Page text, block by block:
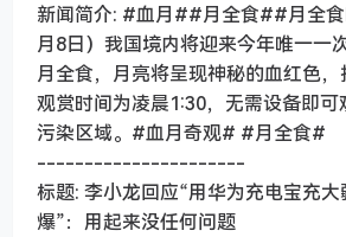
新闻简介: #血月##月全食##月全
月8日）我国境内将迎来今年唯一一
月全食，月亮将呈现神秘的血红色
观赏时间为凌晨1:30，无需设备即可
污染区域。#血月奇观# #月全食#
----------------------
标题: 李小龙回应“用华为充电宝充
爆”：用起来没任何问题